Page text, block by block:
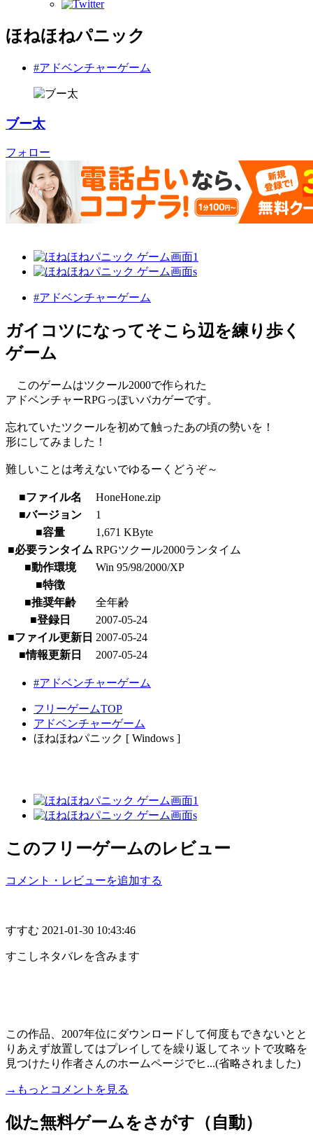
ほねほねパニック
#アドベンチャーゲーム
ブー太
フォロー
#アドベンチャーゲーム
ガイコツになってそこら辺を練り歩く
ゲーム
このゲームはツクール2000で作られた
アドベンチャーRPGっぽいバカゲーです。
忘れていたツクールを初めて触ったあの頃の勢いを！
形にしてみました！
難しいことは考えないでゆるーくどうぞ～
■ファイル名
HoneHone.zip
■バージョン
1
■容量
1,671 KByte
■必要ランタイム RPGツクール2000ランタイム
■動作環境
Win 95/98/2000/XP
■特徴
■推奨年齢
全年齢
■登録日
2007-05-24
■ファイル更新日 2007-05-24
■情報更新日
2007-05-24
#アドベンチャーゲーム
フリーゲームTOP
アドベンチャーゲーム
ほねほねパニック [ Windows ]
このフリーゲームのレビュー
コメント・レビューを追加する
すすむ 2021-01-30 10:43:46
すこしネタバレを含みます
この作品、2007年位にダウンロードして何度もできないとと
りあえず放置してはプレイしてを繰り返してネットで攻略を
見つけたり作者さんのホームページでヒ...(省略されました)
→もっとコメントを見る
似た無料ゲームをさがす（自動）